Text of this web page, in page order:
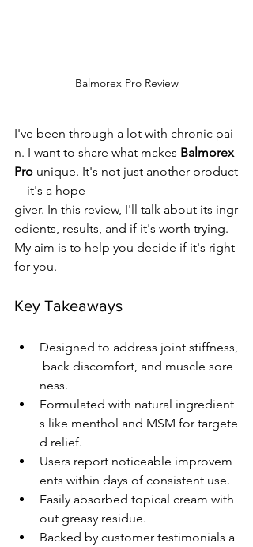
Balmorex Pro Review
I've been through a lot with chronic pai
n. I want to share what makes Balmorex
Pro unique. It's not just another product
—it's a hope-
giver. In this review, I'll talk about its ingr
edients, results, and if it's worth trying.
My aim is to help you decide if it's right
for you.
Key Takeaways
Designed to address joint stiffness,
back discomfort, and muscle sore
ness.
Formulated with natural ingredient
s like menthol and MSM for targete
d relief.
Users report noticeable improvem
ents within days of consistent use.
Easily absorbed topical cream with
out greasy residue.
Backed by customer testimonials a